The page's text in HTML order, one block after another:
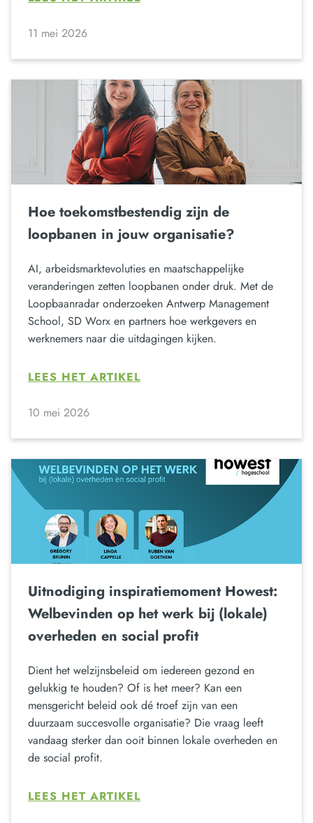
11 mei 2026
Hoe toekomstbestendig zijn de
loopbanen in jouw organisatie?
AI, arbeidsmarktevoluties en maatschappelijke
veranderingen zetten loopbanen onder druk. Met de
Loopbaanradar onderzoeken Antwerp Management
School, SD Worx en partners hoe werkgevers en
werknemers naar die uitdagingen kijken.
LEES HET ARTIKEL
10 mei 2026
Uitnodiging inspiratiemoment Howest:
Welbevinden op het werk bij (lokale)
overheden en social profit
Dient het welzijnsbeleid om iedereen gezond en
gelukkig te houden? Of is het meer? Kan een
mensgericht beleid ook dé troef zijn van een
duurzaam succesvolle organisatie? Die vraag leeft
vandaag sterker dan ooit binnen lokale overheden en
de social profit.
LEES HET ARTIKEL